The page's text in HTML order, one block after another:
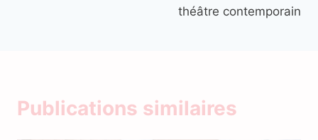
théâtre contemporain
Publications similaires